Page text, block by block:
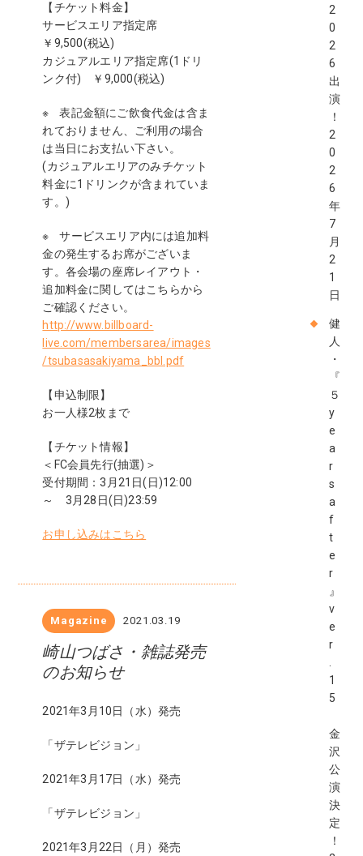
【チケット料金】
サービスエリア指定席
￥9,500(税込)
カジュアルエリア指定席(1ドリ
ンク付) ￥9,000(税込)
※ 表記金額にご飲食代金は含ま
れておりません、ご利用の場合
は当日にお支払い下さい。
(カジュアルエリアのみチケット
料金に1ドリンクが含まれていま
す。)
※ サービスエリア内には追加料
金の発生するお席がございま
す。各会場の座席レイアウト・
追加料金に関してはこちらから
ご確認ください。
http://www.billboard-
live.com/membersarea/images
/tsubasasakiyama_bbl.pdf
【申込制限】
お一人様2枚まで
【チケット情報】
＜FC会員先行(抽選)＞
受付期間：3月21日(日)12:00
～ 3月28日(日)23:59
お申し込みはこちら
Magazine 2021.03.19
崎山つばさ・雑誌発売
のお知らせ
2021年3月10日（水）発売
「ザテレビジョン」
2021年3月17日（水）発売
「ザテレビジョン」
2021年3月22日（月）発売
2
0
2
6
出
演
！
2
0
2
6
年
7
月
2
1
日
健
人
・
『
５
y
e
a
r
s
a
f
t
e
r
』
v
e
r
.
1
5
金
沢
公
演
決
定
！